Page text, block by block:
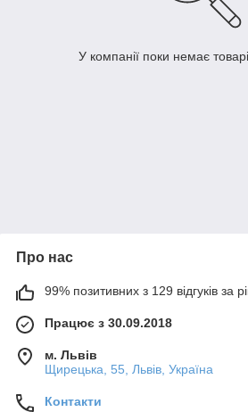
У компанії поки немає
Про нас
99% позитивних з 129 відгуків за
Працює з 30.09.2018
м. Львів
Щирецька, 55, Львів, Україна
Контакти